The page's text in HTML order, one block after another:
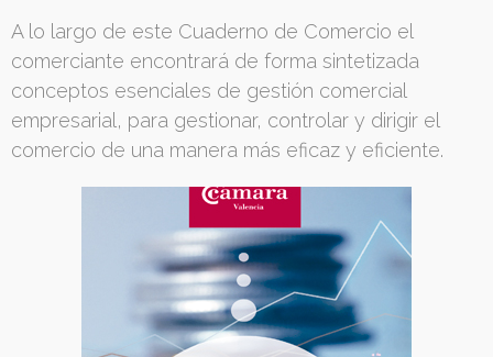
A lo largo de este Cuaderno de Comercio el
comerciante encontrará de forma sintetizada
conceptos esenciales de gestión comercial
empresarial, para gestionar, controlar y dirigir el
comercio de una manera más eficaz y eficiente.